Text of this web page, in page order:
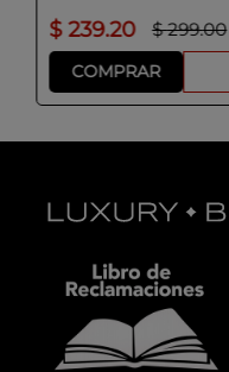
$ 239.20 $ 299.00
COMPRAR